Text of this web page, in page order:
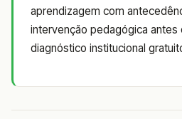
aprendizagem com
intervenção pedagógica antes
diagnóstico institucional